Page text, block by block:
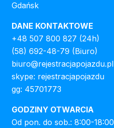
Gdańsk
DANE KONTAKTOWE
+48 507 800 827 (24h)
(58) 692-48-79 (Biuro)
biuro@rejestracjapojazdu.pl
skype: rejestracjapojazdu
gg: 45701773
GODZINY OTWARCIA
Od pon. do sob.: 8:00-18:00